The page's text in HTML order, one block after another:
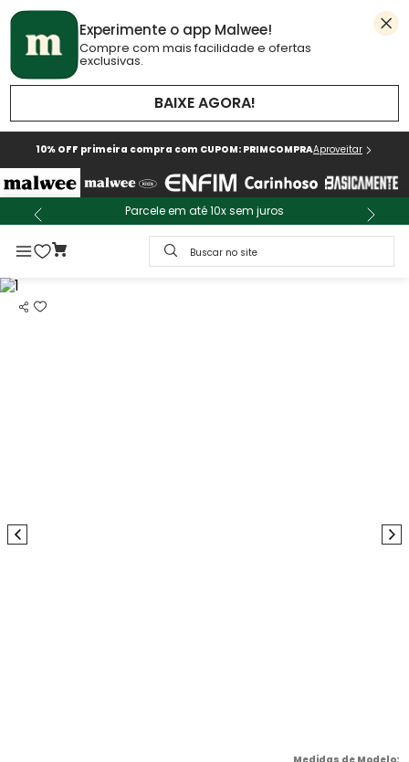
Experimente o app Malwee!
Compre com mais facilidade e ofertas
exclusivas.
BAIXE AGORA!
10% OFF primeira compra com CUPOM: PRIMCOMPRAAproveitar
Parcele em até 10x sem juros
Buscar no site